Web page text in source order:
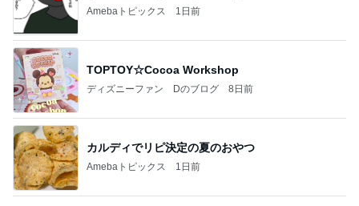
Amebaトピックス 1日前
TOPTOY☆Cocoa Workshop
ディズニーファン Dのブログ 8日前
カルディでリピ決定の夏のおやつ
Amebaトピックス 1日前